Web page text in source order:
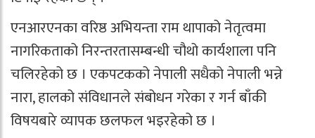
एनआरएनका वरिष्ठ अभियन्ता राम थापाको नेतृत्वमा
नागरिकताको निरन्तरतासम्बन्धी चौथो कार्यशाला पनि
चलिरहेको छ । एकपटकको नेपाली सधैको नेपाली भन्ने
नारा, हालको संविधानले संबोधन गरेका र गर्न बाँकी
विषयबारे व्यापक छलफल भइरहेको छ ।